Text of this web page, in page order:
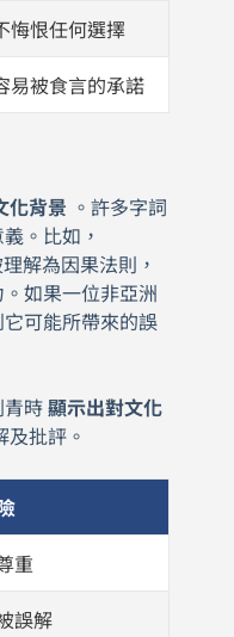
悔恨任何選擇
易被食言的承諾
化背景 。許多字詞
。比如，
解為因果法則，
如果一位非亞洲
可能所帶來的誤
青時 顯示出對文化
及批評。
重
誤解